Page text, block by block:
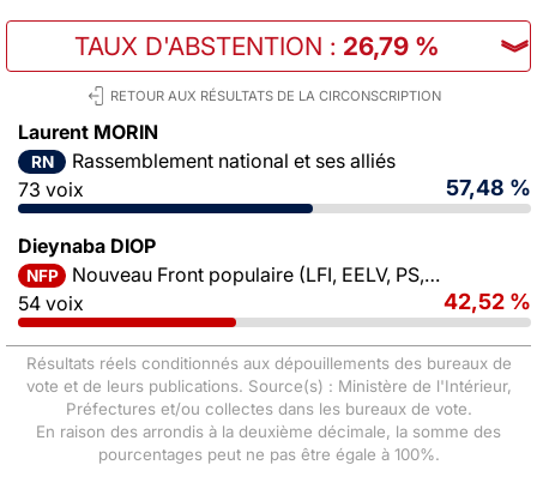
TAUX D'ABSTENTION : 26,79 % ︾
RETOUR AUX RÉSULTATS DE LA CIRCONSCRIPTION
Laurent MORIN
RN
Rassemblement national et ses alliés
73 voix
57,48 %
Dieynaba DIOP
NFP
Nouveau Front populaire (LFI, EELV, PS, PCF)
54 voix
42,52 %
Résultats réels conditionnés aux dépouillements des bureaux de
vote et de leurs publications. Source(s) : Ministère de l'Intérieur,
Préfectures et/ou collectes dans les bureaux de vote.
En raison des arrondis à la deuxième décimale, la somme des
pourcentages peut ne pas être égale à 100%.